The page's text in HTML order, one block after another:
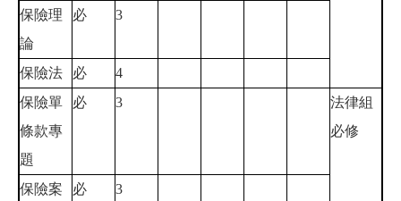
保險理
論
必 3
保險法 必
4
保險單
條款專
題
必 3
法律組
必修
保險案
必 3